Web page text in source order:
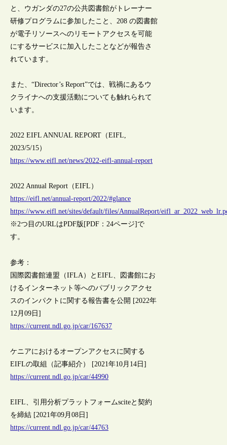
と、ウガンダの27の公共図書館がトレーナー
研修プログラムに参加したこと、208 の図書館
が電子リソースへのリモートアクセスを可能
にするサービスに加入したことなどが報告さ
れています。
また、“Director’s Report”では、戦禍にあるウ
クライナへの支援活動についても触れられて
います。
2022 EIFL ANNUAL REPORT（EIFL,
2023/5/15）
https://www.eifl.net/news/2022-eifl-annual-report
2022 Annual Report（EIFL）
https://eifl.net/annual-report/2022/#glance
https://www.eifl.net/sites/default/files/AnnualReport/
※2つ目のURLはPDF版[PDF：24ページ]で
す。
参考：
国際図書館連盟（IFLA）とEIFL、図書館にお
けるインターネット等へのパブリックアクセ
スのインパクトに関する報告書を公開 [2022年
12月09日]
https://current.ndl.go.jp/car/167637
ケニアにおけるオープンアクセスに関する
EIFLの取組（記事紹介） [2021年10月14日]
https://current.ndl.go.jp/car/44990
EIFL、引用分析プラットフォームsciteと契約
を締結 [2021年09月08日]
https://current.ndl.go.jp/car/44763